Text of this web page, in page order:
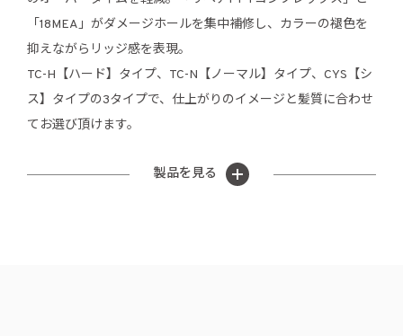
「18MEA」がダメージホールを集中補修し、カラーの褪色を
抑えながらリッジ感を表現。
TC-H【ハード】タイプ、TC-N【ノーマル】タイプ、CYS【シ
ス】タイプの3タイプで、仕上がりのイメージと髪質に合わせ
てお選び頂けます。
製品を見る